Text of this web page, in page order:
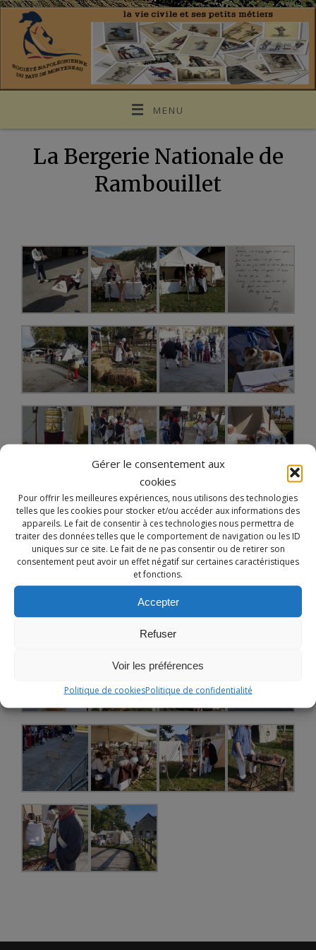
Gérer le consentement aux
cookies
Pour offrir les meilleures expériences, nous utilisons des technologies
telles que les cookies pour stocker et/ou accéder aux informations des
appareils. Le fait de consentir à ces technologies nous permettra de
traiter des données telles que le comportement de navigation ou les ID
uniques sur ce site. Le fait de ne pas consentir ou de retirer son
consentement peut avoir un effet négatif sur certaines caractéristiques
et fonctions.
Accepter
Refuser
Voir les préférences
Politique de cookiesPolitique de confidentialité
MENU
La Bergerie Nationale de
Rambouillet
Notre site utilise des cookies à des fins de
personnalisation de contenu dans ses différents services.
En utilisant ces derniers, vous acceptez l'utilisation des
cookies.
ACCEPTER